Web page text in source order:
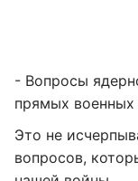
- Вопросы
прямых
Это не
вопросов,